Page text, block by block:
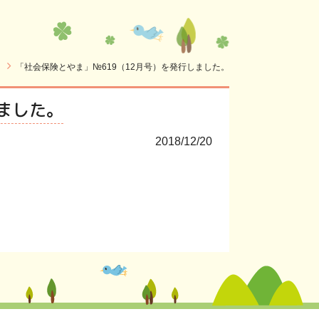
「社会保険とやま」№619（12月号）を発行しました。
た。
2018/12/20